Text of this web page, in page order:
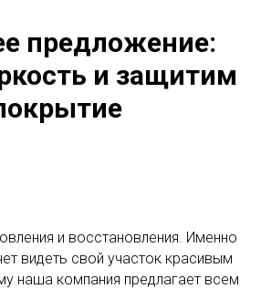
предложение:
и защитим
и восстановления. Именно
видеть свой участок красивым
наша компания предлагает всем